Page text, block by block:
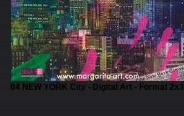
04 NEW YORK City - Digital Art - Format 2x3